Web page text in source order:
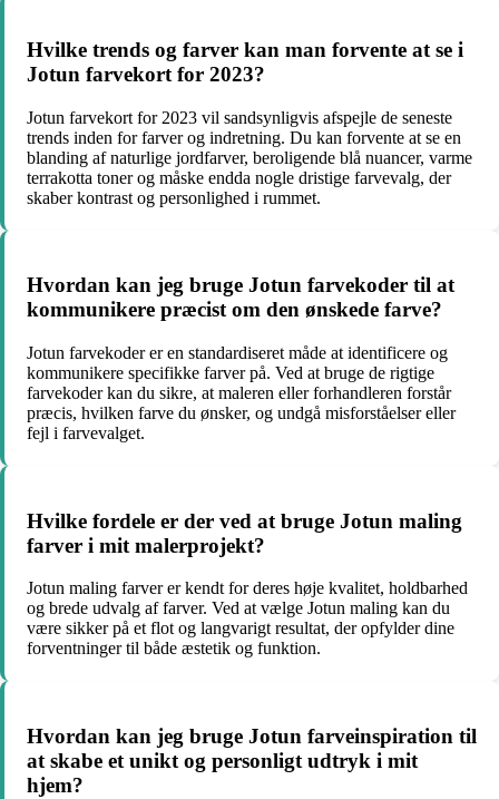
Hvilke trends og farver kan man forvente at se i
Jotun farvekort for 2023?
Jotun farvekort for 2023 vil sandsynligvis afspejle de seneste
trends inden for farver og indretning. Du kan forvente at se en
blanding af naturlige jordfarver, beroligende blå nuancer, varme
terrakotta toner og måske endda nogle dristige farvevalg, der
skaber kontrast og personlighed i rummet.
Hvordan kan jeg bruge Jotun farvekoder til at
kommunikere præcist om den ønskede farve?
Jotun farvekoder er en standardiseret måde at identificere og
kommunikere specifikke farver på. Ved at bruge de rigtige
farvekoder kan du sikre, at maleren eller forhandleren forstår
præcis, hvilken farve du ønsker, og undgå misforståelser eller
fejl i farvevalget.
Hvilke fordele er der ved at bruge Jotun maling
farver i mit malerprojekt?
Jotun maling farver er kendt for deres høje kvalitet, holdbarhed
og brede udvalg af farver. Ved at vælge Jotun maling kan du
være sikker på et flot og langvarigt resultat, der opfylder dine
forventninger til både æstetik og funktion.
Hvordan kan jeg bruge Jotun farveinspiration til
at skabe et unikt og personligt udtryk i mit
hjem?